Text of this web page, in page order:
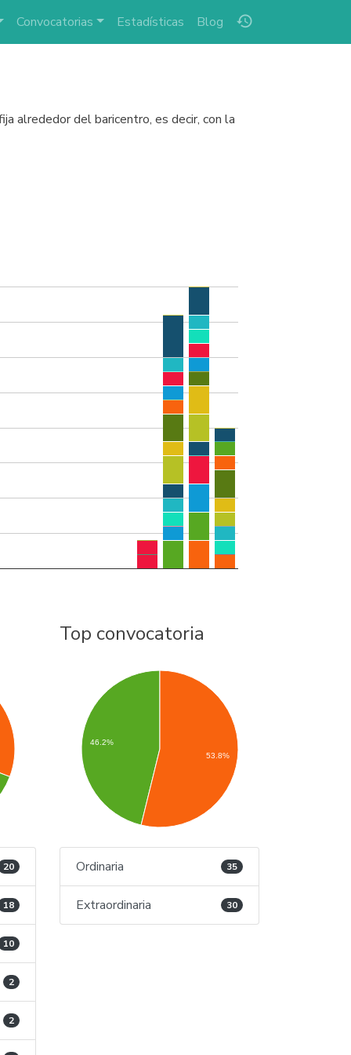
history
Convocatorias Estadísticas Blog
alrededor del baricentro, es decir, con la
20
18
10
2
2
Top convocatoria
46.2%
53.8%
Ordinaria 35
Extraordinaria 30